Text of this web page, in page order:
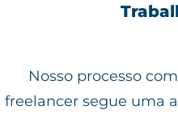
Nosso processo
freelancer segue uma